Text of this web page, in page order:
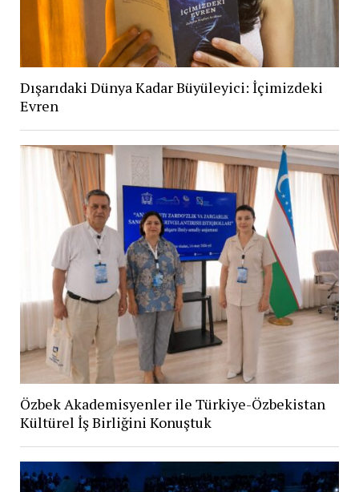
Dışarıdaki Dünya Kadar Büyüleyici: İçimizdeki
Evren
Özbek Akademisyenler ile Türkiye-Özbekistan
Kültürel İş Birliğini Konuştuk